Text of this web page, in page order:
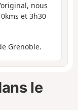
nous
et 3h30
Grenoble.
le